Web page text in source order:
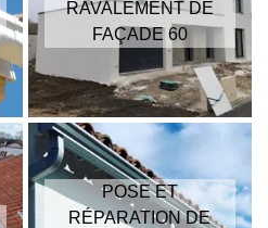
RAVALEMENT DE
FAÇADE 60
POSE ET
RÉPARATION DE